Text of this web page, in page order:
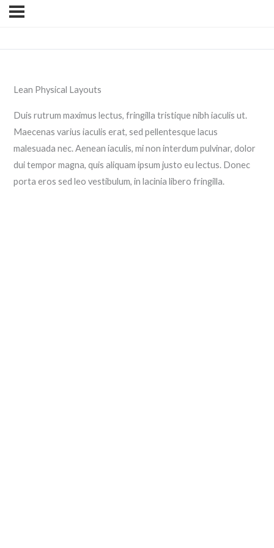
Lean Physical Layouts
Duis rutrum maximus lectus, fringilla tristique nibh iaculis ut.
Maecenas varius iaculis erat, sed pellentesque lacus
malesuada nec. Aenean iaculis, mi non interdum pulvinar, dolor
dui tempor magna, quis aliquam ipsum justo eu lectus. Donec
porta eros sed leo vestibulum, in lacinia libero fringilla.